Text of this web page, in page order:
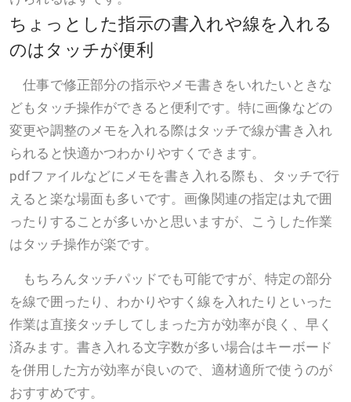
ちょっとした指示の書入れや線を入れる
のはタッチが便利
仕事で修正部分の指示やメモ書きをいれたいときな
どもタッチ操作ができると便利です。特に画像などの
変更や調整のメモを入れる際はタッチで線が書き入れ
られると快適かつわかりやすくできます。
pdfファイルなどにメモを書き入れる際も、タッチで行
えると楽な場面も多いです。画像関連の指定は丸で囲
ったりすることが多いかと思いますが、こうした作業
はタッチ操作が楽です。
もちろんタッチパッドでも可能ですが、特定の部分
を線で囲ったり、わかりやすく線を入れたりといった
作業は直接タッチしてしまった方が効率が良く、早く
済みます。書き入れる文字数が多い場合はキーボード
を併用した方が効率が良いので、適材適所で使うのが
おすすめです。